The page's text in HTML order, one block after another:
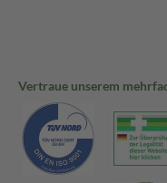
Vertraue unserem